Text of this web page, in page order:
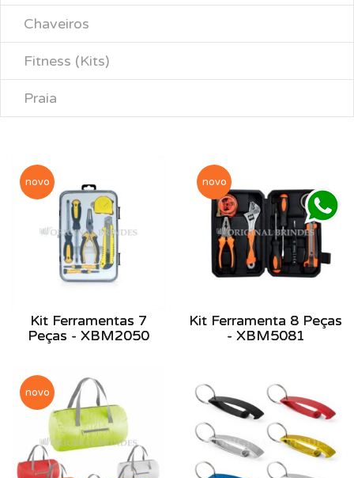
Chaveiros
Fitness (Kits)
Praia
novo
Kit Ferramentas 7
Peças - XBM2050
novo
Kit Ferramenta 8 Peças
- XBM5081
novo